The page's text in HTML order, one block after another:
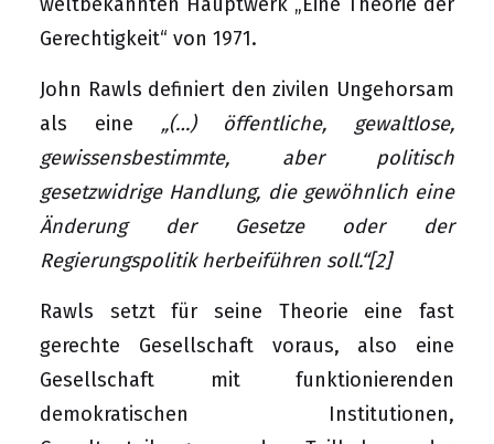
Gerechtigkeit“ von 1971.
John Rawls definiert den zivilen Ungehorsam
als eine „(…) öffentliche, gewaltlose,
gewissensbestimmte, aber politisch
gesetzwidrige Handlung, die gewöhnlich eine
Änderung der Gesetze oder der
Regierungspolitik herbeiführen soll.“[2]
Rawls setzt für seine Theorie eine fast
gerechte Gesellschaft voraus, also eine
Gesellschaft mit funktionierenden
demokratischen Institutionen,